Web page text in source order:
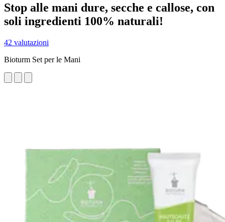
Stop alle mani dure, secche e callose, con
soli ingredienti 100% naturali!
42 valutazioni
Bioturm Set per le Mani